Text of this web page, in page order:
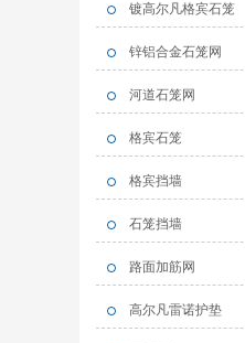
镀高尔凡格宾石笼
锌铝合金石笼网
河道石笼网
格宾石笼
格宾挡墙
石笼挡墙
路面加筋网
高尔凡雷诺护垫